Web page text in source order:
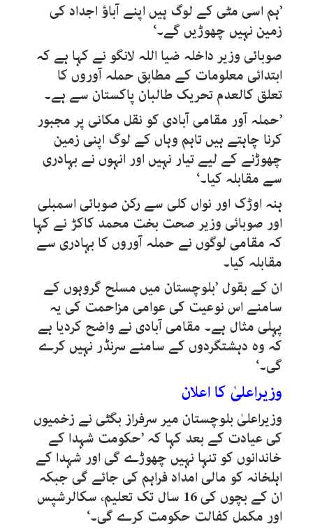
’ہم اسی مٹی کے لوگ ہیں اپنے آباؤ اجداد کی
زمین نہیں چھوڑیں گے۔‘
صوبائی وزیر داخلہ ضیا اللہ لانگو نے کہا ہے کہ
ابتدائی معلومات کے مطابق حملہ آوروں کا
تعلق کالعدم تحریک طالبان پاکستان سے ہے۔
’حملہ آور مقامی آبادی کو نقل مکانی پر مجبور
کرنا چاہتے ہیں تاہم وہاں کے لوگ اپنی زمین
چھوڑنے کے لیے تیار نہیں اور انہوں نے بہادری
سے مقابلہ کیا۔‘
ہنہ اوڑک اور نواں کلی سے رکن صوبائی اسمبلی
اور صوبائی وزیر صحت بخت محمد کاکڑ نے کہا
کہ مقامی لوگوں نے حملہ آوروں کا بہادری سے
مقابلہ کیا۔
ان کے بقول ’بلوچستان میں مسلح گروہوں کے
سامنے اس نوعیت کی عوامی مزاحمت کی یہ
پہلی مثال ہے۔ مقامی آبادی نے واضح کردیا ہے
کہ وہ دہشتگردوں کے سامنے سرنڈر نہیں کرے
گی۔‘
وزیراعلیٰ کا اعلان
وزیراعلیٰ بلوچستان میر سرفراز بگٹی نے زخمیوں
کی عیادت کے بعد کہا کہ ’حکومت شہدا کے
خاندانوں کو تنہا نہیں چھوڑے گی اور شہدا کے
اہلخانہ کو مالی امداد فراہم کی جائے گی جبکہ
ان کے بچوں کی 16 سال تک تعلیم، سکالرشپس
اور مکمل کفالت حکومت کرے گی۔‘